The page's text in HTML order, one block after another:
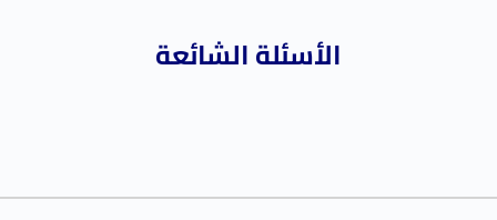
الأسئلة الشائعة